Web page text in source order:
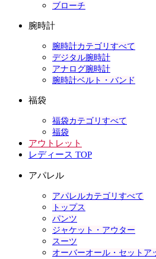
ブローチ
腕時計
腕時計カテゴリすべて
デジタル腕時計
アナログ腕時計
腕時計ベルト・バンド
福袋
福袋カテゴリすべて
福袋
アウトレット
レディース TOP
アパレル
アパレルカテゴリすべて
トップス
パンツ
ジャケット・アウター
スーツ
オーバーオール・セットア